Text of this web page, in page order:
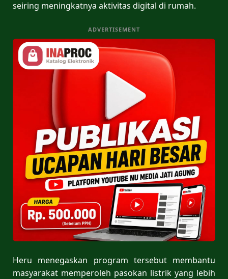
seiring meningkatnya aktivitas digital di rumah.
ADVERTISEMENT
Heru menegaskan program tersebut membantu
masyarakat memperoleh pasokan listrik yang lebih